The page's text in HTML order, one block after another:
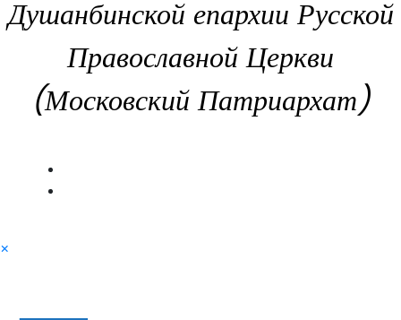
Душанбинской епархии Русской
Православной Церкви
(Московский Патриархат)
×